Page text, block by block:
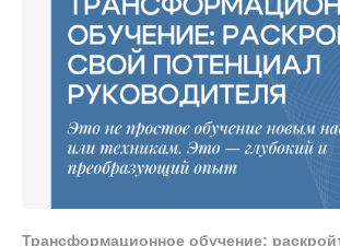
Трансформационное обучение: